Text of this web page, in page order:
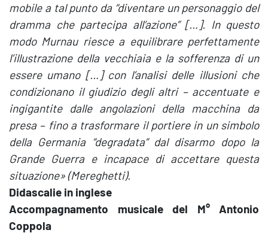
mobile a tal punto da “diventare un personaggio del
dramma che partecipa all’azione” […]. In questo
modo Murnau riesce a equilibrare perfettamente
l’illustrazione della vecchiaia e la sofferenza di un
essere umano […] con l’analisi delle illusioni che
condizionano il giudizio degli altri – accentuate e
ingigantite dalle angolazioni della macchina da
presa – fino a trasformare il portiere in un simbolo
della Germania “degradata” dal disarmo dopo la
Grande Guerra e incapace di accettare questa
situazione» (Mereghetti).
Didascalie in inglese
Accompagnamento musicale del M° Antonio
Coppola